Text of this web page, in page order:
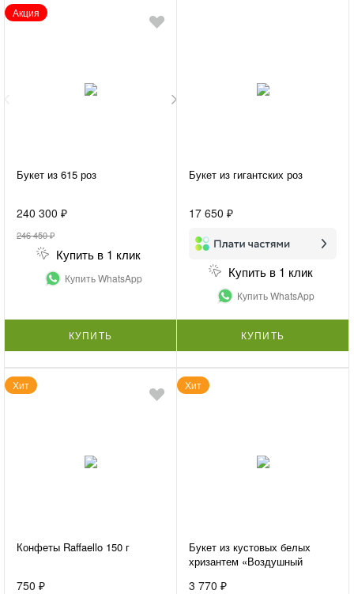
Акция
Букет из 615 роз
240 300 ₽
246 450 ₽
Купить в 1 клик
Купить WhatsApp
КУПИТЬ
Букет из гигантских роз
17 650 ₽
Купить в 1 клик
Купить WhatsApp
КУПИТЬ
Хит
Конфеты Raffaello 150 г
750 ₽
Хит
Букет из кустовых белых
хризантем «Воздушный
3 770 ₽